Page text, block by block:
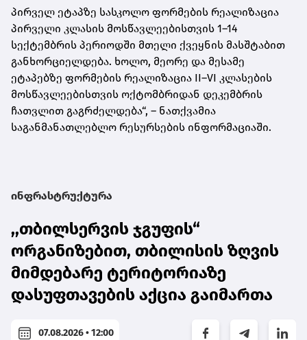
პირველ ეტაპზე სასკოლო ფორმების რეალიზაცია
პირველი კლასის მოსწავლეებისთვის 1–14
სექტემბრის პერიოდში მთელი ქვეყნის მასშტაბით
განხორციელდება. ხოლო, მეორე და მესამე
ეტაპებზე ფორმების რეალიზაცია II–VI კლასების
მოსწავლეებისთვის ოქტომბრიდან დეკემბრის
ჩათვლით გაგრძელდება“, – ნათქვამია
საგანმანათლებლო რესურსების ინფორმაციაში.
ინფრასტრუქტურა
,,თბილსერვის ჯგუფის“
ორგანიზებით, თბილისის ზღვის
მიმდებარე ტერიტორიაზე
დასუფთავების აქცია გაიმართა
07.08.2026 • 12:00